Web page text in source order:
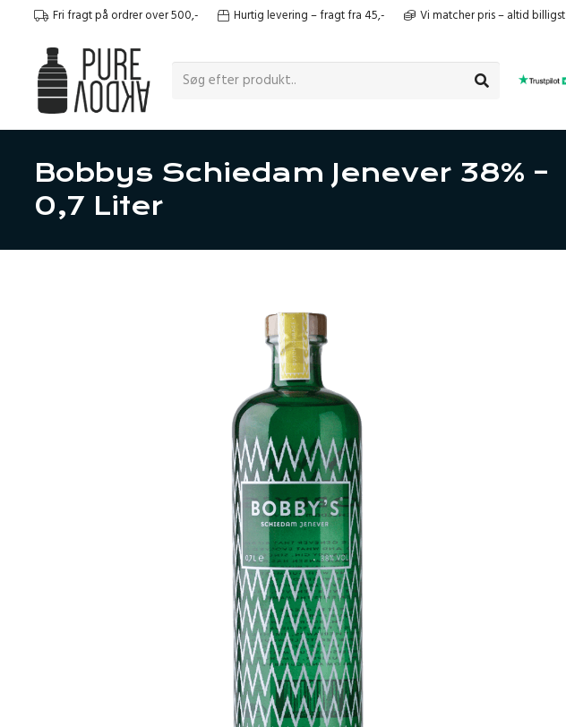
Fri fragt på ordrer over 500,- Hurtig levering – fragt fra 45,- Vi matcher pris – altid billigst
Bobbys Schiedam Jenever 38% –
0,7 Liter